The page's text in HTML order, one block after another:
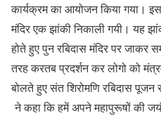
कार्यक्रम का आयोजन किया गया। इस
मंदिर एक झांकी निकाली गयी। यह
होते हुए पुन रबिदास मंदिर पर जाकर
तरह करतब प्रदर्शन कर लोगो को
बोलते हुए संत शिरोमणि रबिदास
ने कहा कि हमें अपने महापुरूषों की